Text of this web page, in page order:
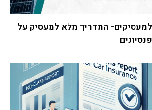
למעסיקים- המדריך מלא למעסיק על